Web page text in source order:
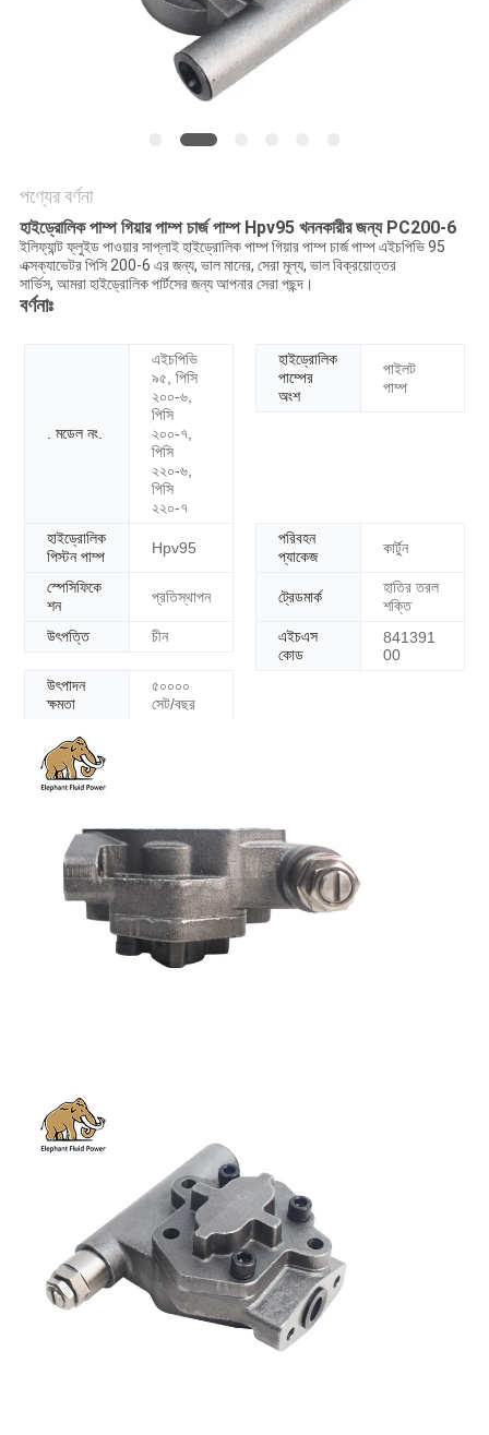
পণ্যের বর্ণনা
হাইড্রোলিক পাম্প গিয়ার পাম্প চার্জ পাম্প Hpv95 খননকারীর জন্য PC200-6
ইলিফ্যান্ট ফ্লুইড পাওয়ার সাপ্লাই হাইড্রোলিক পাম্প গিয়ার পাম্প চার্জ পাম্প এইচপিভি 95
এক্সক্যাভেটর পিসি 200-6 এর জন্য, ভাল মানের, সেরা মূল্য, ভাল বিক্রয়োত্তর
সার্ভিস, আমরা হাইড্রোলিক পার্টসের জন্য আপনার সেরা পছন্দ।
বর্ণনাঃ
. মডেল নং.
এইচপিভি
৯৫, পিসি
২০০-৬,
পিসি
২০০-৭,
পিসি
২২০-৬,
পিসি
২২০-৭
হাইড্রোলিক
পাম্পের
অংশ
পাইলট
পাম্প
হাইড্রোলিক
পিস্টন পাম্প
Hpv95
পরিবহন
প্যাকেজ
কার্টুন
স্পেসিফিকে
শন
প্রতিস্থাপন ট্রেডমার্ক
হাতির তরল
শক্তি
উৎপত্তি
চীন
এইচএস
কোড
841391
00
উৎপাদন
ক্ষমতা
৫০০০০
সেট/বছর